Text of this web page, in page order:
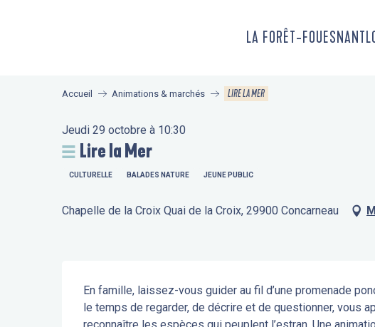
LA FORÊT-FOUESNANT
Accueil Animations & marchés LIRE LA MER
Jeudi 29 octobre à 10:30
Lire la Mer
CULTURELLE BALADES NATURE JEUNE PUBLIC
Chapelle de la Croix Quai de la Croix, 29900 Concarneau
Description
En famille, laissez-vous guider au fil d’une promenade
le temps de regarder, de décrire et de questionner, vous